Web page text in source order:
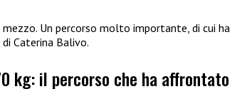
mezzo. Un percorso molto importante, di cui ha
Caterina Balivo.
kg: il percorso che ha affrontato